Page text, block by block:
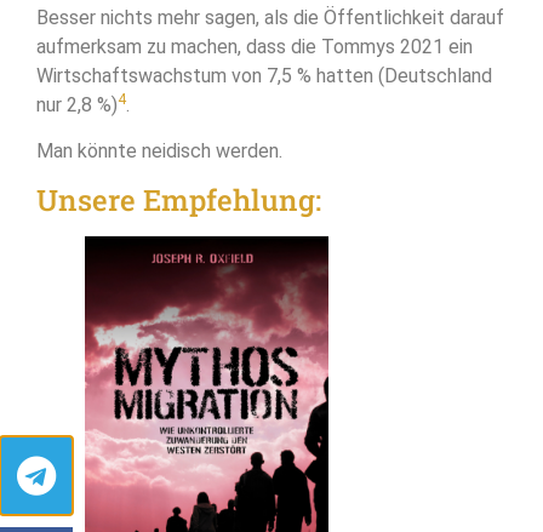
Besser nichts mehr sagen, als die Öffentlichkeit darauf
aufmerksam zu machen, dass die Tommys 2021 ein
Wirtschaftswachstum von 7,5 % hatten (Deutschland
nur 2,8 %)4.
Man könnte neidisch werden.
Unsere Empfehlung: